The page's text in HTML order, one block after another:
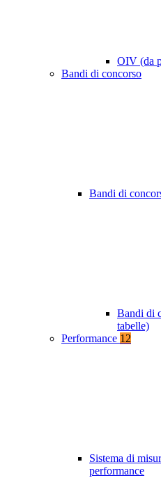
OIV (da
Bandi di concorso
Bandi di
Bandi di
tabelle)
Performance 12
Sistema di
performance